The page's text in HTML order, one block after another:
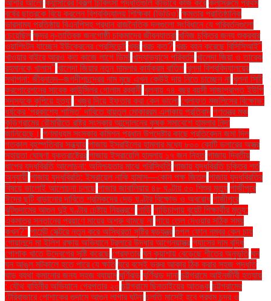
আশার আলো ক্যান্সারের বিকল্প চিকিৎসা পদ্ধতিগুলি কীভাবে কাজ করে ক্লাসরুমে প্রথম
বর্ষের ছাত্রকে বিয়ে করলেন বিশ্ববিদ্যালয় শিক্ষিকা (ভিডিও) ক্ষমতার প্রাতিষ্ঠানিক
ভারসাম্য প্রতিষ্ঠায় বিএনপিসহ প্রধান রাজনৈতিক দলগুলো সংবিধানে যে পরিবর্তনগুলো
চেয়েছিল ক্ষুদ্র নৃ-তাত্বিক জনগোষ্ঠী চাকমাদের জীবনযাত্রা খনিজ চুক্তির জন্য শুক্রবার
ওয়াশিংটন যাচ্ছেন ইউক্রেনের প্রেসিডেন্ট খবর খরচ কত? খরচ বহন করেছে বিসিসিআই"
খাওয়ার বাইরে আরও কত কাজে লাগে ডিম! খাদ্যাভ্যাসে পরিবর্তন খালেদা জিয়া ও তারেক
রহমানকে খালাস'' খালেদা জিয়ার নতুন মামলার কার্যক্রম বাতিল খুলনা বিশ্ববিদ্যালয়ের
স্থাপনা: জীবনানন্দ–জগদীশচন্দ্রের নাম মুছে এখন কেউই দায় নিতে চাচ্ছেন না খুলনা সিটি
করপোরেশনের সাবেক কাউন্সিলর গোলাম রব্বানী খুলনায় ৭৪ বছর বয়সী সাজাপ্রাপ্ত ইউপি
সদস্যকে কুপিয়ে হত্যা খেজুর দিয়ে ইফতার করা কেন ভালো খেলাফত মজলিসের বিক্ষোভ:
ধর্ষকের ‘প্রকাশ্যে শাস্তি’ দাবিতে বায়তুল মোকাররম এলাকায় প্রতিবাদ গণতন্ত্র মঞ্চ
কুড়িগ্রামের রৌমারীতে রাষ্ট্র সংস্কার আন্দোলনের কৃষক সমাবেশে হামলার নিন্দা
জানিয়েছে। গণমাধ্যম সংস্কার কমিশন প্রধান উপদেষ্টার কাছে প্রতিবেদন জমা দিল
গতকাল বৃহস্পতিবার সন্ধ্যায় গাজায় ইসরাইলের হামলার মধ্যে ৮০০ কোটি ডলারের অস্ত্র
সহায়তা ঘোষণা যুক্তরাষ্ট্রের গাজায় ইসরায়েলি হামলায় ১৭ জন নিহত গাজায় দ্বিতীয়
ধাপের যুদ্ধবিরতি আলোচনা: অনিশ্চয়তার মাঝে পরিস্থিতি গাজায় যুদ্ধবিরতি চুক্তির শর্ত
অনুযায়ী গাজায় যুদ্ধবিরতি: ইসরায়েল নাকি হামাস—কোন পক্ষ জিতল গাজায় যুদ্ধবিরতির
বিষয়ে ভালোই আলোচনা চলছে গাজার জাবালিয়ায় ৪৮ ঘণ্টায় ৫০ শিশুর মৃত্যু গাজীপুরে
ঈদের ছুটি বাড়ানোর দাবিতে শ্রমিকদের দেড় ঘণ্টার বিক্ষোভ ও অবরোধ গাজীপুরে
ঝুটগুদামের আগুন দুই ঘণ্টার চেষ্টায় নিয়ন্ত্রণে গাড়ি গাড়িচাপায় বুয়েট শিক্ষার্থীর মৃত্যু:
একমাত্র সন্তানের প্রয়াণে মায়ের অশ্রু থামছে না গায়ে তেল দেওয়ার সঠিক সময়
কখন?" গার্মেন্ট সেক্টরে নতুন করে অস্থিরতা সৃষ্টির ষড়যন্ত্র গুগল ফোন নম্বর কেন চায়
গোয়ালন্দে মা ইলিশ রক্ষায় অভিযানে ট্রলারে উদ্ধার আগ্নেয়াস্ত্র গ্যাসের দাম বৃদ্ধি
পোশাক খাতে উদ্বেগের সৃষ্টি করেছে গ্রেফতার ঘন কুয়াশায় বেড়েছে শীতের অনুভূতি ঘন
ঘন আঙুল মটকালে হতে পারে যে ক্ষতি ঘরে বসেই ভ্রুর আকার ঠিক করার সহজ পদ্ধতি
ঘাড় ব্যথা কমানোর জন্য সহজ ব্যায়াম ঘূর্ণিঝড় ঘূর্ণিঝড় দানা চট্টগ্রামে আইনজীবী হত্যায়
: যৌথ বাহিনীর অভিযানে গ্রেপ্তার ২০ চট্টগ্রামে ছিনতাইয়ের আতঙ্ক চট্টগ্রামের
টেরিবাজারে পোশাকের গুদামে আগুন লাগার ঘটনা চলতি মাসেই হবে প্রথম চন্দ্র ও